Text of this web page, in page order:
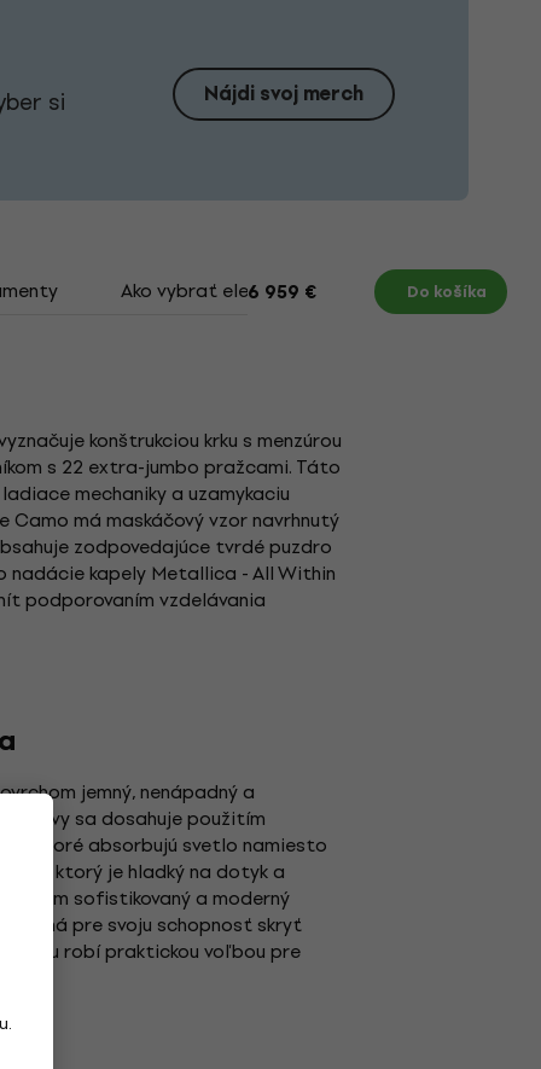
si Nájdi svoj merch
Ako vybrať elektrickú gitaru
6 959 € Do košíka
konštrukciou krku s menzúrou
s 22 extra-jumbo pražcami. Táto
mechaniky a uzamykaciu
Camo má maskáčový vzor navrhnutý
zodpovedajúce tvrdé puzdro
kapely Metallica - All Within
podporovaním vzdelávania
jemný, nenápadný a
sa dosahuje použitím
ktoré absorbujú svetlo namiesto
ktorý je hladký na dotyk a
sofistikovaný a moderný
pre svoju schopnosť skryť
čo ju robí praktickou voľbou pre